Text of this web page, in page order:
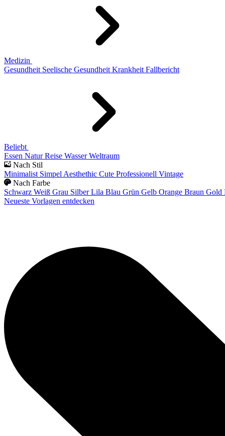
Medizin
Gesundheit Seelische Gesundheit Krankheit Fallbericht
Beliebt
Essen Natur Reise Wasser Weltraum
Nach Stil
Minimalist Simpel Aesthethic Cute Professionell Vintage
Nach Farbe
Schwarz Weiß Grau Silber Lila Blau Grün Gelb Orange Braun Gold
Neueste Vorlagen entdecken